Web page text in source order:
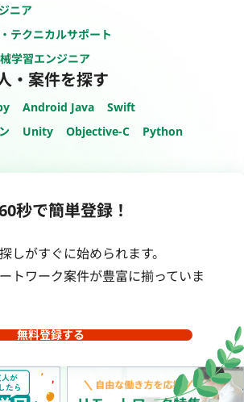
ニア
テクニカルサポート
学習エンジニア
・案件を探す
Android Java
Swift
Unity Objective-C Python
秒で簡単登録！
しがすぐに始められます。
トワーク案件が豊富に揃っていま
無料登録する